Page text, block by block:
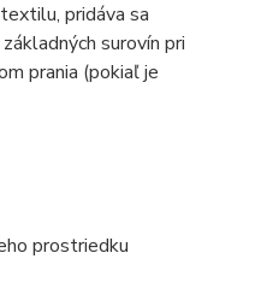
pridáva sa
surovín pri
prania (pokiaľ je
prostriedku